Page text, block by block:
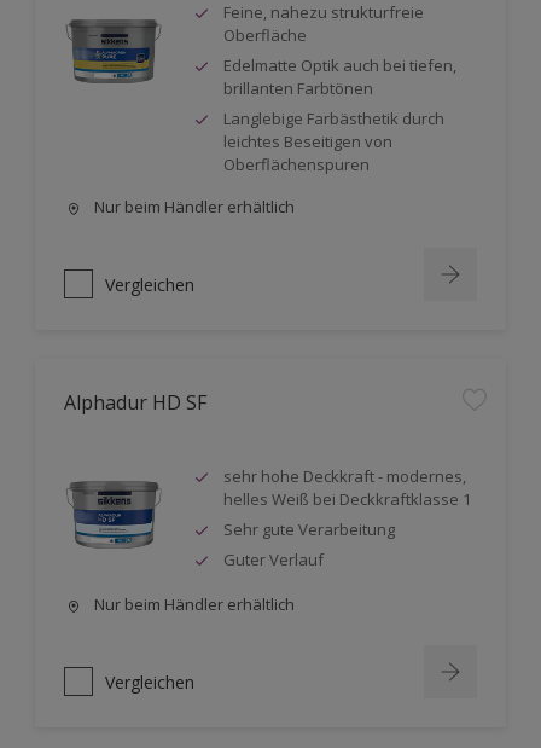
Feine, nahezu strukturfreie
Oberfläche
Edelmatte Optik auch bei tiefen,
brillanten Farbtönen
Langlebige Farbästhetik durch
leichtes Beseitigen von
Oberflächenspuren
Nur beim Händler erhältlich
Vergleichen
Alphadur HD SF
sehr hohe Deckkraft - modernes,
helles Weiß bei Deckkraftklasse 1
Sehr gute Verarbeitung
Guter Verlauf
Nur beim Händler erhältlich
Vergleichen